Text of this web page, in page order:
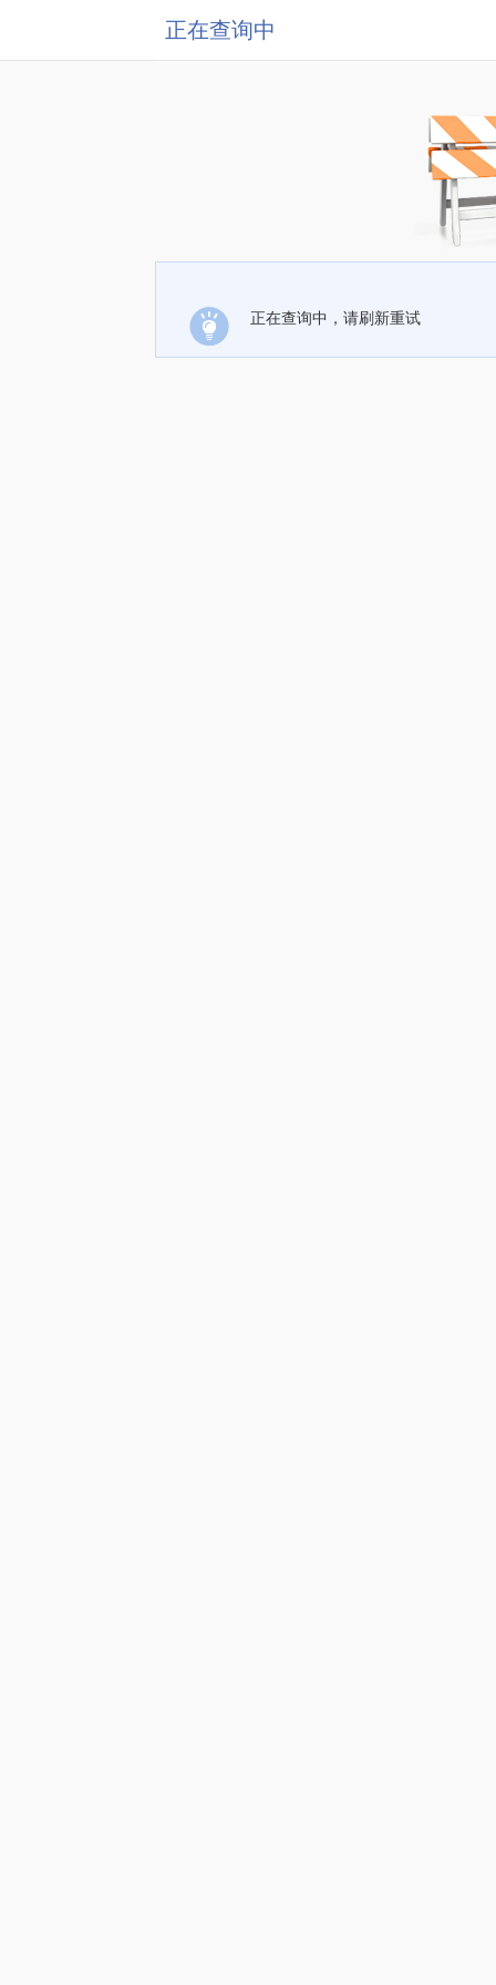
正在查询中
正在查询中，请刷新重试